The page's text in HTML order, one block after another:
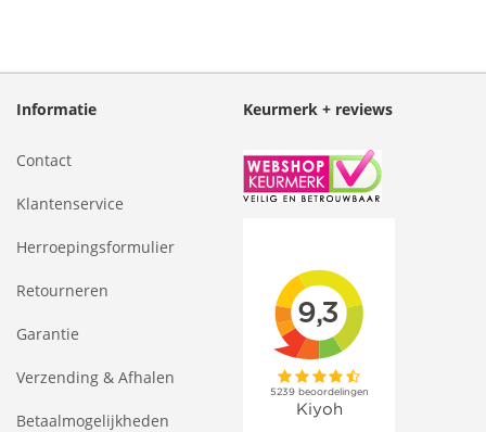
Informatie
Contact
Klantenservice
Herroepingsformulier
Retourneren
Garantie
Verzending & Afhalen
Betaalmogelijkheden
Keurmerk + reviews